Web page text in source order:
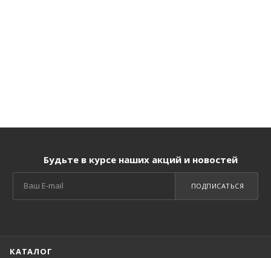
Будьте в курсе наших акций и новостей
ПОДПИСАТЬСЯ
КАТАЛОГ